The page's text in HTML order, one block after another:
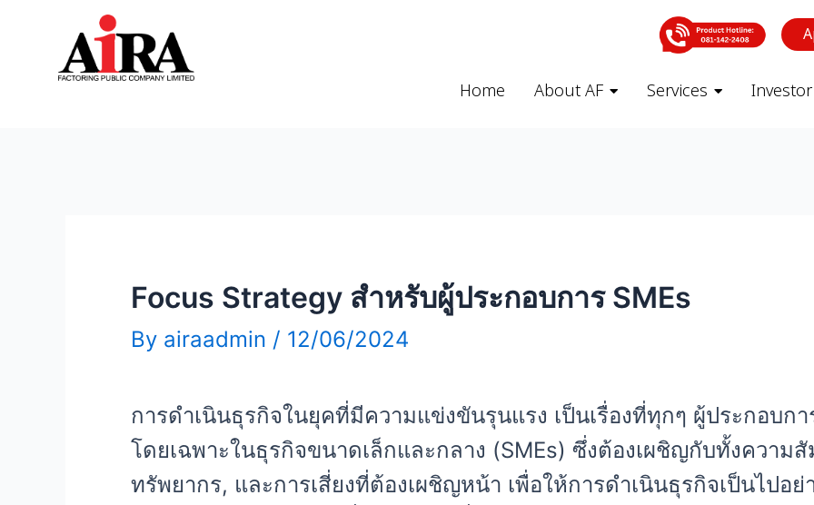
Home About AF Services
Focus Strategy สำหรับผู้ประกอบการ SMEs
By airaadmin / 12/06/2024
การดำเนินธุรกิจในยุคที่มีความแข่งขันรุนแรง เป็นเรื่องที่ทุกๆ ผู้ประกอบก
โดยเฉพาะในธุรกิจขนาดเล็กและกลาง (SMEs) ซึ่งต้องเผชิญกับทั้งความ
ทรัพยากร, และการเสี่ยงที่ต้องเผชิญหน้า เพื่อให้การดำเนินธุรกิจเป็นไปอ